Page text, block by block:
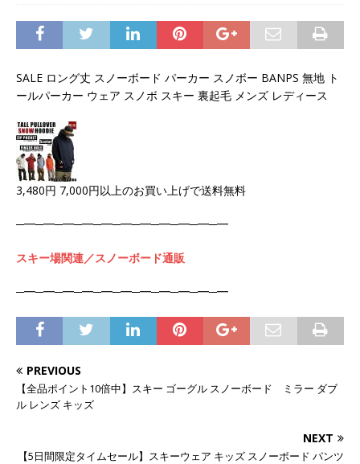
SALE ロング丈 スノーボード パーカー スノボー BANPS 無地 ト
ールパーカー ウェア スノボ スキー 裏起毛 メンズ レディース
3,480円 7,000円以上のお買い上げで送料無料
─━─━─━─━─━─━─━─━─━─━─━
スキー場関連／スノーボード通販
─━─━─━─━─━─━─━─━─━─━─━
PREVIOUS
【全品ポイント10倍中】スキー ゴーグル スノーボード ミラー ダブ
ル レンズ キッズ
NEXT
【5日間限定タイムセール】スキーウェア キッズ スノーボード パンツ